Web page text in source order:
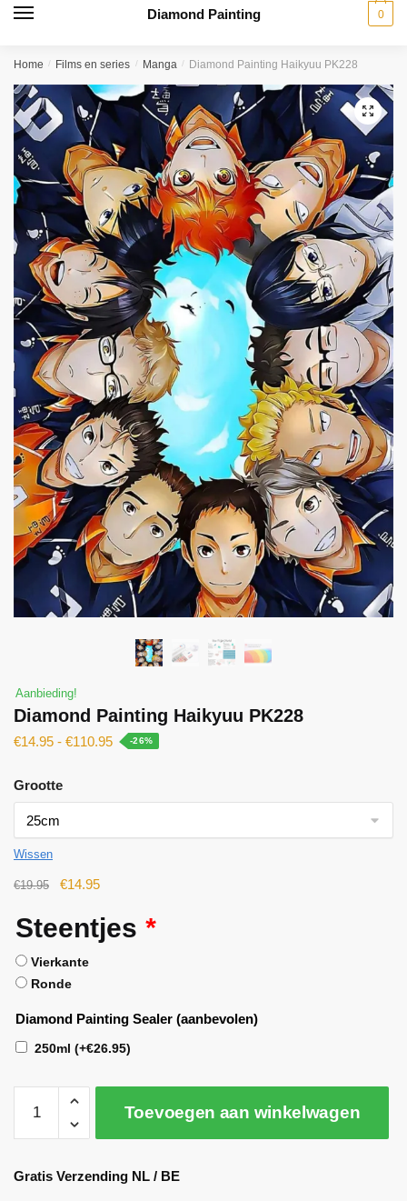
Diamond Painting 0
Home / Films en series / Manga / Diamond Painting Haikyuu PK228
🔍
Aanbieding!
Diamond Painting Haikyuu PK228
€14.95 - €110.95 -26%
Grootte
Wissen
€19.95 €14.95
Steentjes *
Vierkante
Ronde
Diamond Painting Sealer (aanbevolen)
250ml (+€26.95)
Toevoegen aan winkelwagen
lGratis Verzending NL / BE